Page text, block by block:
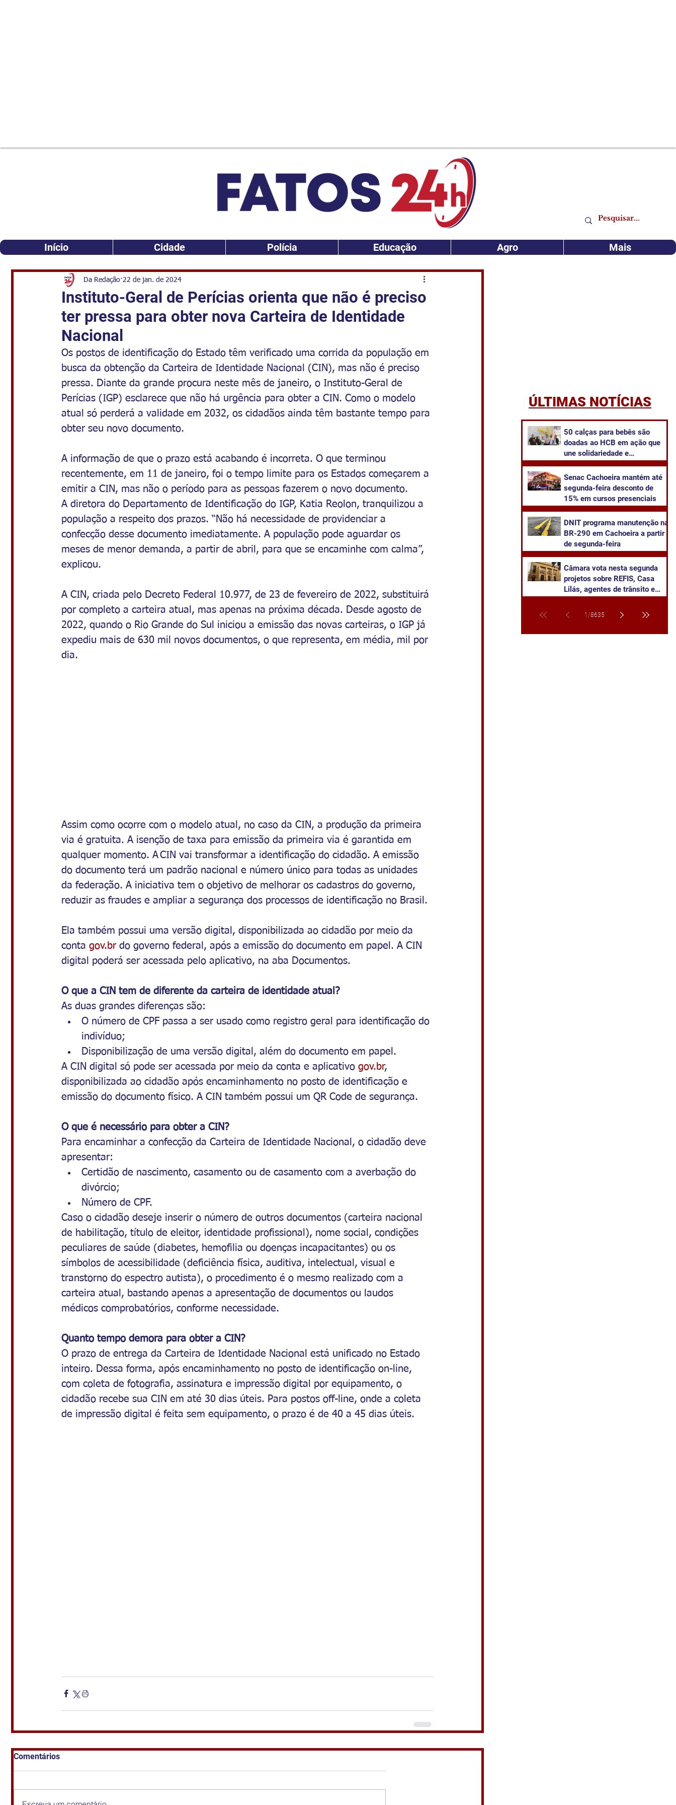
Início Cidade Polícia Educação Agro Mais
Instituto-Geral de Perícias orienta que não é preciso
ter pressa para obter nova Carteira de Identidade
Nacional
Da Redação 22 de jan. de 2024
Os postos de identificação do Estado têm verificado uma corrida da população em
busca da obtenção da Carteira de Identidade Nacional (CIN), mas não é preciso
pressa. Diante da grande procura neste mês de janeiro, o Instituto-Geral de
Perícias (IGP) esclarece que não há urgência para obter a CIN. Como o modelo
atual só perderá a validade em 2032, os cidadãos ainda têm bastante tempo para
obter seu novo documento.
A informação de que o prazo está acabando é incorreta. O que terminou
recentemente, em 11 de janeiro, foi o tempo limite para os Estados começarem a
emitir a CIN, mas não o período para as pessoas fazerem o novo documento.
A diretora do Departamento de Identificação do IGP, Katia Reolon, tranquilizou a
população a respeito dos prazos. “Não há necessidade de providenciar a
confecção desse documento imediatamente. A população pode aguardar os
meses de menor demanda, a partir de abril, para que se encaminhe com calma”,
explicou.
A CIN, criada pelo Decreto Federal 10.977, de 23 de fevereiro de 2022, substituirá
por completo a carteira atual, mas apenas na próxima década. Desde agosto de
2022, quando o Rio Grande do Sul iniciou a emissão das novas carteiras, o IGP já
expediu mais de 630 mil novos documentos, o que representa, em média, mil por
dia.
Assim como ocorre com o modelo atual, no caso da CIN, a produção da primeira
via é gratuita. A isenção de taxa para emissão da primeira via é garantida em
qualquer momento. A CIN vai transformar a identificação do cidadão. A emissão
do documento terá um padrão nacional e número único para todas as unidades
da federação. A iniciativa tem o objetivo de melhorar os cadastros do governo,
reduzir as fraudes e ampliar a segurança dos processos de identificação no Brasil.
Ela também possui uma versão digital, disponibilizada ao cidadão por meio da
conta gov.br do governo federal, após a emissão do documento em papel. A CIN
digital poderá ser acessada pelo aplicativo, na aba Documentos.
O que a CIN tem de diferente da carteira de identidade atual?
As duas grandes diferenças são:
O número de CPF passa a ser usado como registro geral para identificação do
indivíduo;
Disponibilização de uma versão digital, além do documento em papel.
A CIN digital só pode ser acessada por meio da conta e aplicativo gov.br,
disponibilizada ao cidadão após encaminhamento no posto de identificação e
emissão do documento físico. A CIN também possui um QR Code de segurança.
O que é necessário para obter a CIN?
Para encaminhar a confecção da Carteira de Identidade Nacional, o cidadão deve
apresentar:
Certidão de nascimento, casamento ou de casamento com a averbação do
divórcio;
Número de CPF.
Caso o cidadão deseje inserir o número de outros documentos (carteira nacional
de habilitação, título de eleitor, identidade profissional), nome social, condições
peculiares de saúde (diabetes, hemofilia ou doenças incapacitantes) ou os
símbolos de acessibilidade (deficiência física, auditiva, intelectual, visual e
transtorno do espectro autista), o procedimento é o mesmo realizado com a
carteira atual, bastando apenas a apresentação de documentos ou laudos
médicos comprobatórios, conforme necessidade.
Quanto tempo demora para obter a CIN?
O prazo de entrega da Carteira de Identidade Nacional está unificado no Estado
inteiro. Dessa forma, após encaminhamento no posto de identificação on-line,
com coleta de fotografia, assinatura e impressão digital por equipamento, o
cidadão recebe sua CIN em até 30 dias úteis. Para postos off-line, onde a coleta
de impressão digital é feita sem equipamento, o prazo é de 40 a 45 dias úteis.
Comentários
ÚLTIMAS NOTÍCIAS
50 calças para bebês são
doadas ao HCB em ação que
une solidariedade e
Senac Cachoeira mantém até
segunda-feira desconto de
15% em cursos presenciais
DNIT programa manutenção na
BR-290 em Cachoeira a partir
de segunda-feira
Câmara vota nesta segunda
projetos sobre REFIS, Casa
Lilás, agentes de trânsito e
1 /8635